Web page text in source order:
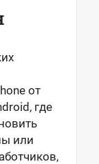
от
где
или